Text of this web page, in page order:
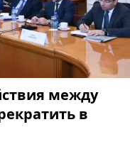
между
в